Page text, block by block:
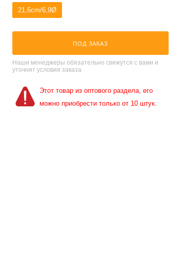
21,6cm/6,9Ø
ПОД ЗАКАЗ
Наши менеджеры обязательно свяжутся с вами и
уточнят условия заказа
Этот товар из оптового раздела, его
можно приобрести только от 10 штук.